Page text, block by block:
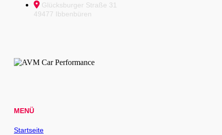
Glücksburger Straße 31
49477 Ibbenbüren
MENÜ
Startseite